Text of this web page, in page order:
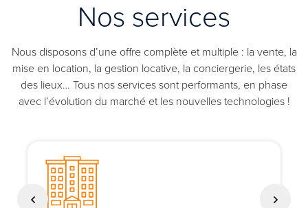
Nos services
Nous disposons d’une offre complète et multiple : la vente, la
mise en location, la gestion locative, la conciergerie, les états
des lieux… Tous nos services sont performants, en phase
avec l’évolution du marché et les nouvelles technologies !